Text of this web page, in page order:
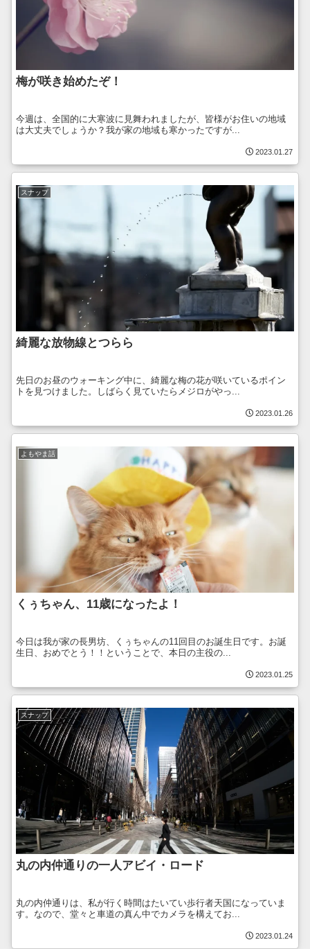
梅が咲き始めたぞ！
今週は、全国的に大寒波に見舞われましたが、皆様がお住いの地域
は大丈夫でしょうか？我が家の地域も寒かったですが...
2023.01.27
スナップ
綺麗な放物線とつらら
先日のお昼のウォーキング中に、綺麗な梅の花が咲いているポイン
トを見つけました。しばらく見ていたらメジロがやっ...
2023.01.26
よもやま話
くぅちゃん、11歳になったよ！
今日は我が家の長男坊、くぅちゃんの11回目のお誕生日です。お誕
生日、おめでとう！！ということで、本日の主役の...
2023.01.25
スナップ
丸の内仲通りの一人アビイ・ロード
丸の内仲通りは、私が行く時間はたいてい歩行者天国になっていま
す。なので、堂々と車道の真ん中でカメラを構えてお...
2023.01.24